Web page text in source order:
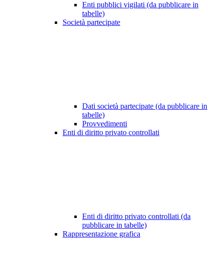
Enti pubblici vigilati (da pubblicare in
tabelle)
Società partecipate
Dati società partecipate (da pubblicare in
tabelle)
Provvedimenti
Enti di diritto privato controllati
Enti di diritto privato controllati (da
pubblicare in tabelle)
Rappresentazione grafica